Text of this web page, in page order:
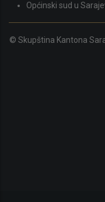
Općinski sud u
© Skupština Kantona